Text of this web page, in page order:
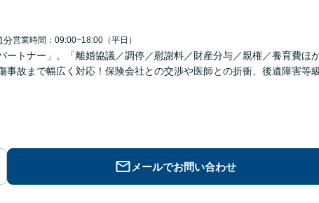
分営業時間：09:00~18:00（平日）
トナー」。「離婚協議／調停／慰謝料／財産分与／親権／養育費ほか
事故まで幅広く対応！保険会社との交渉や医師との折衝、後遺障害等
メールでお問い合わせ